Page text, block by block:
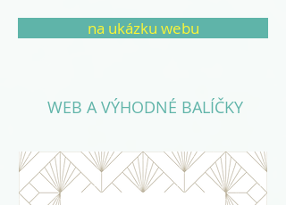
na ukázku webu
WEB A VÝHODNÉ BALÍČKY